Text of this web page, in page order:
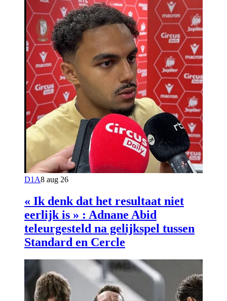
D1A8 aug 26
« Ik denk dat het resultaat niet
eerlijk is » : Adnane Abid
teleurgesteld na gelijkspel tussen
Standard en Cercle